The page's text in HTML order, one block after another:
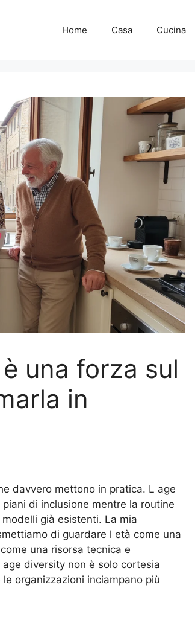
Home Casa Cucina
una forza sul
in
davvero mettono in pratica. L age
di inclusione mentre la routine
già esistenti. La mia
di guardare l età come una
una risorsa tecnica e
diversity non è solo cortesia
organizzazioni inciampano più